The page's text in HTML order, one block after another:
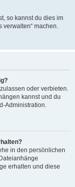
so kannst du dies im
verwalten“ machen.
oder verbieten.
kannst und du
Administration.
in den persönlichen
erhalten und diese